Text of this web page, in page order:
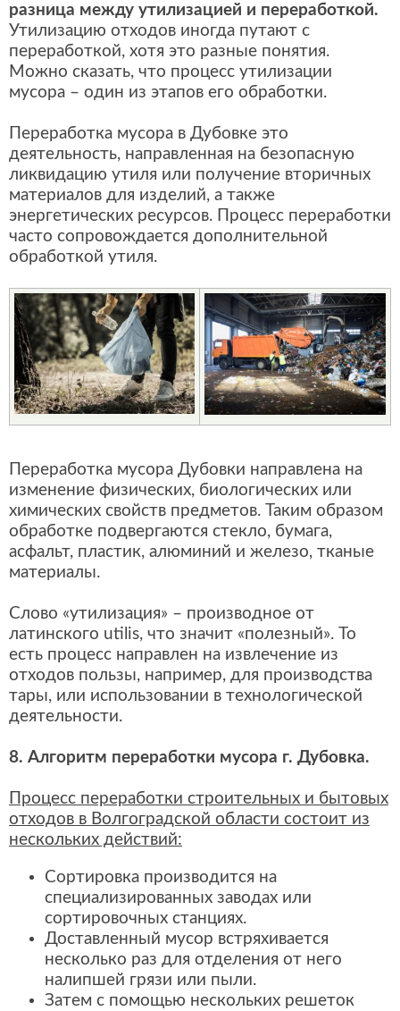
разница между утилизацией и переработкой.
Утилизацию отходов иногда путают с
переработкой, хотя это разные понятия.
Можно сказать, что процесс утилизации
мусора – один из этапов его обработки.
Переработка мусора в Дубовке это
деятельность, направленная на безопасную
ликвидацию утиля или получение вторичных
материалов для изделий, а также
энергетических ресурсов. Процесс переработки
часто сопровождается дополнительной
обработкой утиля.
Переработка мусора Дубовки направлена на
изменение физических, биологических или
химических свойств предметов. Таким образом
обработке подвергаются стекло, бумага,
асфальт, пластик, алюминий и железо, тканые
материалы.
Слово «утилизация» – производное от
латинского utilis, что значит «полезный». То
есть процесс направлен на извлечение из
отходов пользы, например, для производства
тары, или использовании в технологической
деятельности.
8. Алгоритм переработки мусора г. Дубовка.
Процесс переработки строительных и бытовых
отходов в Волгоградской области состоит из
нескольких действий:
Сортировка производится на
специализированных заводах или
сортировочных станциях.
Доставленный мусор встряхивается
несколько раз для отделения от него
налипшей грязи или пыли.
Затем с помощью нескольких решеток